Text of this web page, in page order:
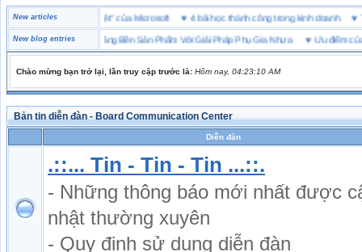
New articles
trẻ♥Một số câu hỏi phỏng vấn “đặc biệt” của Microsoft♥4 bài học thành công
New blog entries
♥Tăng Bền Sản Phẩm Với Giải Pháp Phụ Gia Nhựa♥Ưu điểm của giày bảo hộ đế
Chào mừng bạn trở lại, lần truy cập trước là: Hôm nay, 04:23:10 AM
Bản tin diễn đàn - Board Communication Center
Diễn đàn
.::... Tin - Tin - Tin ...::.
- Những thông báo mới nhất được
nhật thường xuyên
- Quy định sử dụng diễn đàn